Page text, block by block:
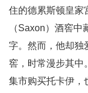
住的德累斯顿皇家
（Saxon）酒窖
字。然而，他却独
窖，时常漫步其中
集市购买托卡伊，